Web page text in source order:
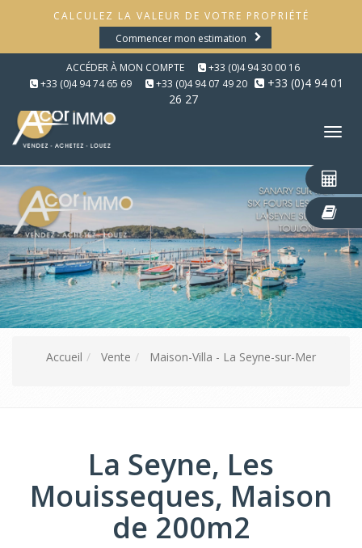
CALCULEZ LA VALEUR DE VOTRE PROPRIÉTÉ
Commencer mon estimation
ACCÉDER À MON COMPTE
+33 (0)4 94 30 00 16
+33 (0)4 94 74 65 69
+33 (0)4 94 07 49 20
+33 (0)4 94 01
26 27
Accueil Vente Maison-Villa - La Seyne-sur-Mer
La Seyne, Les
Mouisseques, Maison
de 200m2